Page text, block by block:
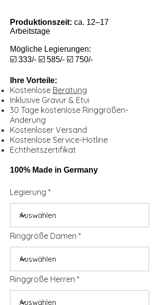
Produktionszeit: ca. 12–17
Arbeitstage
Mögliche Legierungen:
☑️ 333/- ☑️ 585/- ☑️ 750/-
Ihre Vorteile:
Kostenlose Beratung
Inklusive Gravur & Etui
30 Tage kostenlose Ringgrößen-
Änderung
Kostenloser Versand
Kostenlose Service-Hotline
Echtheitszertifikat
100% Made in Germany
Legierung
Ringgröße Damen
Ringgröße Herren